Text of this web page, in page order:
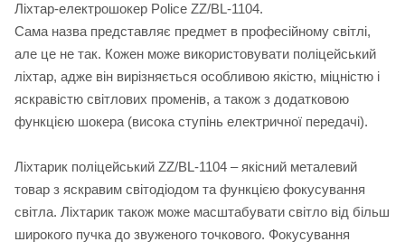
Ліхтар-електрошокер Police ZZ/BL-1104.
Сама назва представляє предмет в професійному світлі,
але це не так. Кожен може використовувати поліцейський
ліхтар, адже він вирізняється особливою якістю, міцністю і
яскравістю світлових променів, а також з додатковою
функцією шокера (висока ступінь електричної передачі).
Ліхтарик поліцейський ZZ/BL-1104 – якісний металевий
товар з яскравим світодіодом та функцією фокусування
світла. Ліхтарик також може масштабувати світло від більш
широкого пучка до звуженого точкового. Фокусування